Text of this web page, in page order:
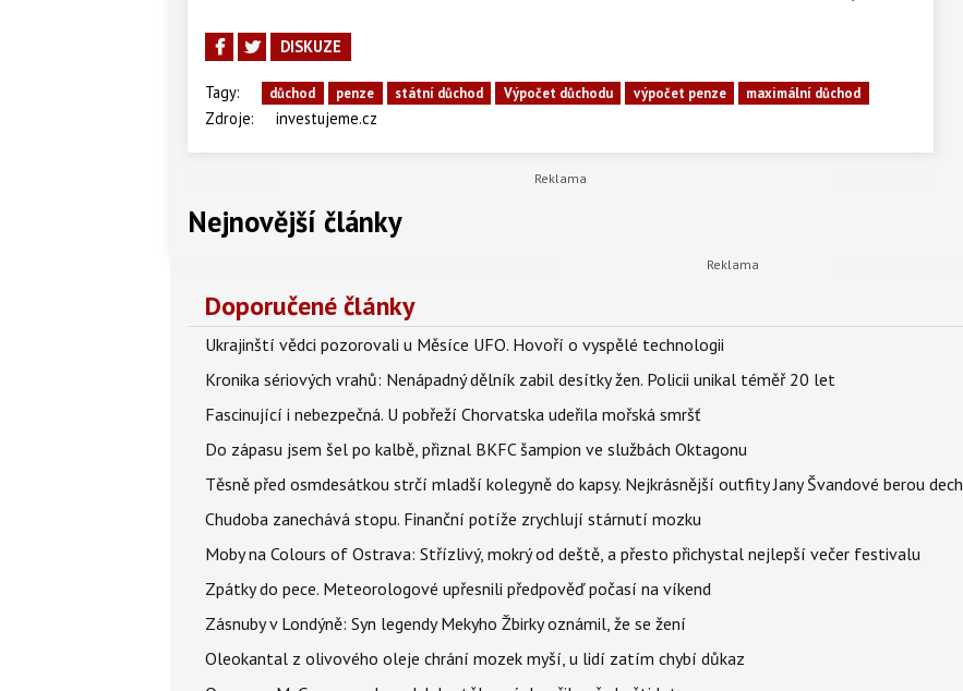
DISKUZE
Tagy: důchod penze státní důchod Výpočet důchodu výpočet penze maximální důchod
Zdroje: investujeme.cz
Nejnovější články
Doporučené články
Ukrajinští vědci pozorovali u Měsíce UFO. Hovoří o vyspělé technologii
Kronika sériových vrahů: Nenápadný dělník zabil desítky žen. Policii unikal téměř 20 let
Fascinující i nebezpečná. U pobřeží Chorvatska udeřila mořská smršť
Do zápasu jsem šel po kalbě, přiznal BKFC šampion ve službách Oktagonu
Těsně před osmdesátkou strčí mladší kolegyně do kapsy. Nejkrásnější outfity Jany Švandové berou dech
Chudoba zanechává stopu. Finanční potíže zrychlují stárnutí mozku
Moby na Colours of Ostrava: Střízlivý, mokrý od deště, a přesto přichystal nejlepší večer festivalu
Zpátky do pece. Meteorologové upřesnili předpověď počasí na víkend
Zásnuby v Londýně: Syn legendy Mekyho Žbirky oznámil, že se žení
Oleokantal z olivového oleje chrání mozek myší, u lidí zatím chybí důkaz